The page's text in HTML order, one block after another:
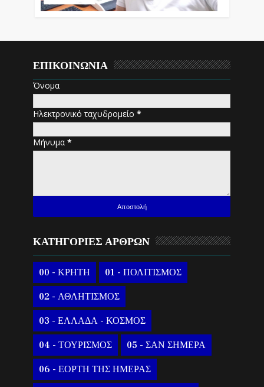
ΕΠΙΚΟΙΝΩΝΙΑ
Όνομα
Ηλεκτρονικό ταχυδρομείο*
Μήνυμα*
ΚΑΤΗΓΟΡΙΕΣ ΑΡΘΡΩΝ
00 - ΚΡΗΤΗ 01 - ΠΟΛΙΤΙΣΜΟΣ
02 - ΑΘΛΗΤΙΣΜΟΣ
03 - ΕΛΛΑΔΑ - ΚΟΣΜΟΣ
04 - ΤΟΥΡΙΣΜΟΣ 05 - ΣΑΝ ΣΗΜΕΡΑ
06 - ΕΟΡΤΗ ΤΗΣ ΗΜΕΡΑΣ